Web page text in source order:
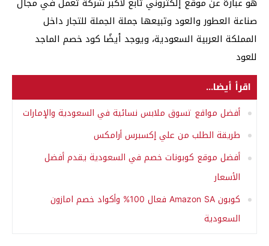
صناعة العطور والعود وتبيعها جملة الجملة للتجار داخل
المملكة العربية السعودية، ويوجد أيضًا كود خصم الماجد
للعود
اقرأ أيضا...
أفضل مواقع تسوق ملابس نسائية في السعودية والإمارات
طريقة الطلب من علي إكسبرس أرامكس
أفضل موقع كوبونات خصم في السعودية يقدم أفضل
الأسعار
كوبون Amazon SA فعال 100% وأكواد خصم امازون
السعودية